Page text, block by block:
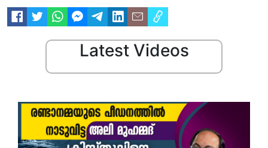
Latest Videos